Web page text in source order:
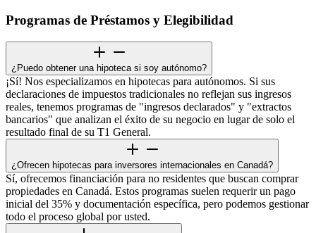
Programas de Préstamos y Elegibilidad
¿Puedo obtener una hipoteca si soy autónomo?
¡Sí! Nos especializamos en hipotecas para autónomos. Si sus
declaraciones de impuestos tradicionales no reflejan sus ingresos
reales, tenemos programas de "ingresos declarados" y "extractos
bancarios" que analizan el éxito de su negocio en lugar de solo el
resultado final de su T1 General.
¿Ofrecen hipotecas para inversores internacionales en Canadá?
Sí, ofrecemos financiación para no residentes que buscan comprar
propiedades en Canadá. Estos programas suelen requerir un pago
inicial del 35% y documentación específica, pero podemos gestionar
todo el proceso global por usted.